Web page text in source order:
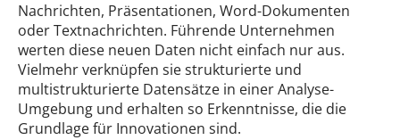
Nachrichten, Präsentationen, Word-Dokumenten
oder Textnachrichten. Führende Unternehmen
werten diese neuen Daten nicht einfach nur aus.
Vielmehr verknüpfen sie strukturierte und
multistrukturierte Datensätze in einer Analyse-
Umgebung und erhalten so Erkenntnisse, die die
Grundlage für Innovationen sind.